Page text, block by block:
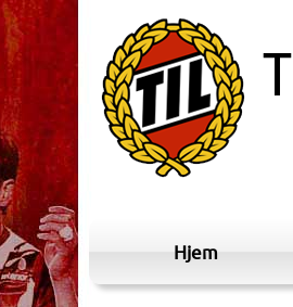
Hjem